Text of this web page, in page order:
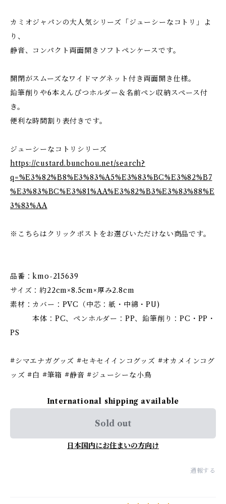
カミオジャパンの大人気シリーズ「ジューシーなコトリ」よ
り、
静音、コンパクト両面開きソフトペンケースです。
開閉がスムーズなワイドマグネット付き両面開き仕様。
鉛筆削りや6本えんぴつホルダー＆名前ペン収納スペース付
き。
便利な時間割り表付きです。
ジューシーなコトリシリーズ
https://custard.bunchou.net/search?
q=%E3%82%B8%E3%83%A5%E3%83%BC%E3%82%B7
%E3%83%BC%E3%81%AA%E3%82%B3%E3%83%88%E
3%83%AA
※こちらはクリックポストをお選びいただけない商品です。
品番：kmo-215639
サイズ：約22cm×8.5cm×厚み2.8cm
素材：カバー：PVC（中芯：紙・中綿・PU)
本体：PC、ペンホルダー：PP、鉛筆削り：PC・PP・
PS
#シマエナガグッズ #セキセイインコグッズ #オカメインコグ
ッズ #白 #筆箱 #静音 #ジューシーな小鳥
International shipping available
Sold out
日本国内にお住まいの方向け
通報する